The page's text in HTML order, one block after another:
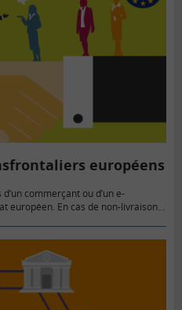
européens
commerçant ou d’un e-
européen. En cas de non-livraison,